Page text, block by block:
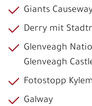
Giants
Derry mit
Glenveagh
Glenveagh
Fotostopp
Galway